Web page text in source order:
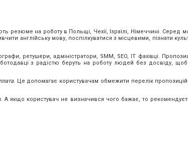
резюме на роботу в Польщі, Чехії, Ізраїлі, Німеччині. Серед
англійську мову, поспілкуватися з місцевими, пізнати
ретушери, адміністратори, SMM, SEO, IT фахівці.
з радістю беруть на роботу людей без досвіду, щоб
. Це допомагає користувачам обмежити перелік пропозицій
А якщо користувач не визначився чого бажає, то